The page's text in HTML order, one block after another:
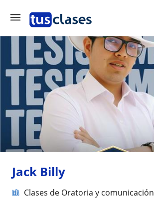
Jack Billy
Clases de Oratoria y comunicación